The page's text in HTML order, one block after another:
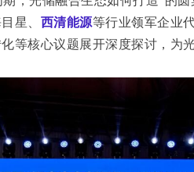
星、 西清能源等行业领军企业
等核心议题展开深度探讨，为